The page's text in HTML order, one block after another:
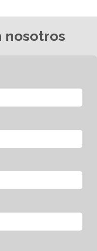
nosotros